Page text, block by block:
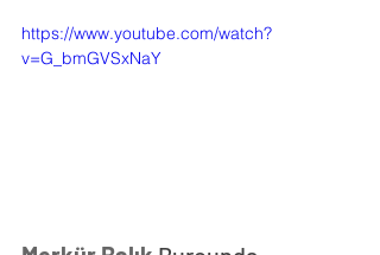
https://www.youtube.com/watch?
v=G_bmGVSxNaY